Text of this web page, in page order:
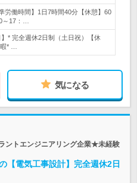
労働時間】1日7時間40分【休憩】60
～17：…
* 完全週休2日制（土日祝）【休
* …
気になる
ントエンジニアリング企業★未経験
【電気工事設計】完全週休2日